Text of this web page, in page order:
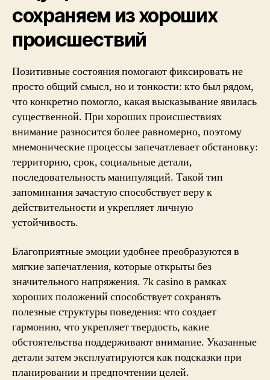
сохраняем из хороших
происшествий
Позитивные состояния помогают фиксировать не
просто общий смысл, но и тонкости: кто был рядом,
что конкретно помогло, какая высказывание явилась
существенной. При хороших происшествиях
внимание разносится более равномерно, поэтому
мнемонические процессы запечатлевает обстановку:
территорию, срок, социальные детали,
последовательность манипуляций. Такой тип
запоминания зачастую способствует веру к
действительности и укрепляет личную
устойчивость.
Благоприятные эмоции удобнее преобразуются в
мягкие запечатления, которые открыты без
значительного напряжения. 7k casino в рамках
хороших положений способствует сохранять
полезные структуры поведения: что создает
гармонию, что укрепляет твердость, какие
обстоятельства поддерживают внимание. Указанные
детали затем эксплуатируются как подсказки при
планировании и предпочтении целей.